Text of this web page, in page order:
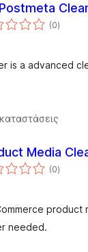
(0σύνολο
)
is a advanced
Media
(0σύνολο
)
needed.